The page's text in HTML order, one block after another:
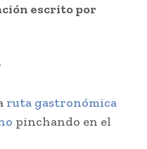
escrito por
ruta gastronómica
pinchando en el